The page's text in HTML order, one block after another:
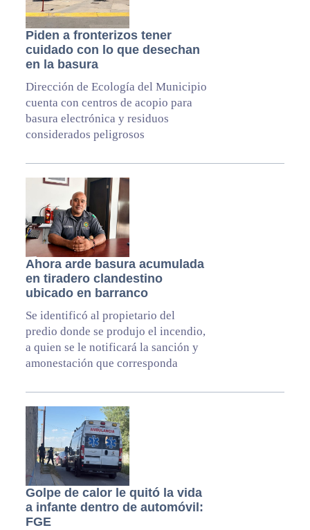
Piden a fronterizos tener
cuidado con lo que desechan
en la basura
Dirección de Ecología del Municipio
cuenta con centros de acopio para
basura electrónica y residuos
considerados peligrosos
Ahora arde basura acumulada
en tiradero clandestino
ubicado en barranco
Se identificó al propietario del
predio donde se produjo el incendio,
a quien se le notificará la sanción y
amonestación que corresponda
Golpe de calor le quitó la vida
a infante dentro de automóvil:
FGE